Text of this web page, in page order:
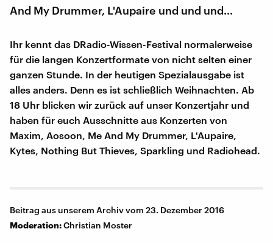
And My Drummer, L'Aupaire und und und...
Ihr kennt das DRadio-Wissen-Festival normalerweise
für die langen Konzertformate von nicht selten einer
ganzen Stunde. In der heutigen Spezialausgabe ist
alles anders. Denn es ist schließlich Weihnachten. Ab
18 Uhr blicken wir zurück auf unser Konzertjahr und
haben für euch Ausschnitte aus Konzerten von
Maxim, Aosoon, Me And My Drummer, L'Aupaire,
Kytes, Nothing But Thieves, Sparkling und Radiohead.
Beitrag aus unserem Archiv vom 23. Dezember 2016
Moderation:Christian Moster